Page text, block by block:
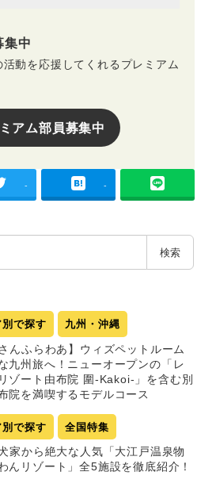
集中
動を応援してくれるプレミアム
アム部員募集中
- -
検索
別で探す 九州・沖縄
んふらわあ】ウィズペットルーム
九州旅へ！ニューオープンの「レ
ゾート由布院 圍-Kakoi-」を含む別
院を満喫するモデルコース
別で探す 全国特集
家から絶大な人気「大江戸温泉物
んリゾート」全5施設を徹底紹介！